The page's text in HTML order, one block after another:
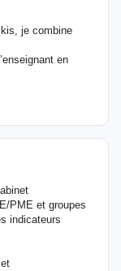
je combine
en
PME et groupes
indicateurs